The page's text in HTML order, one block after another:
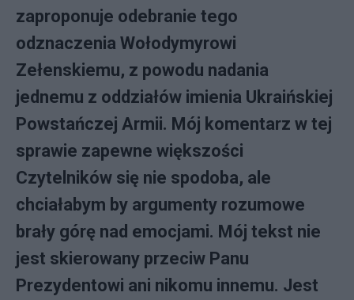
zaproponuje odebranie tego
odznaczenia Wołodymyrowi
Zełenskiemu, z powodu nadania
jednemu z oddziałów imienia Ukraińskiej
Powstańczej Armii. Mój komentarz w tej
sprawie zapewne większości
Czytelników się nie spodoba, ale
chciałabym by argumenty rozumowe
brały górę nad emocjami. Mój tekst nie
jest skierowany przeciw Panu
Prezydentowi ani nikomu innemu. Jest